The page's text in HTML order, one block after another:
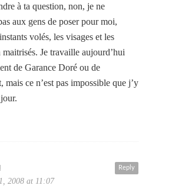
à ta question, non, je ne
aux gens de poser pour moi,
volés, les visages et les
maitrisés. Je travaille aujourd’hui
de Garance Doré ou de
mais ce n’est pas impossible que j’y
Reply
2008 at 11:07